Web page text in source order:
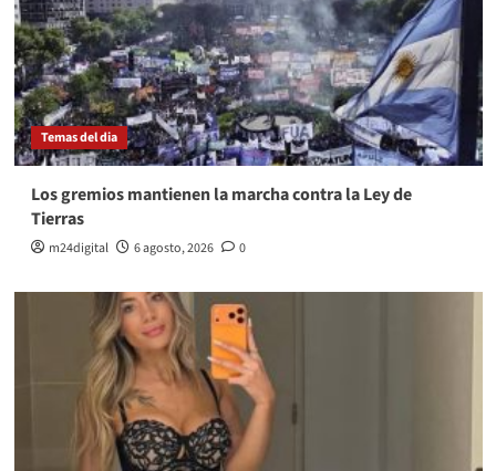
Temas del dia
Los gremios mantienen la marcha contra la Ley de
Tierras
m24digital 6 agosto, 2026 0